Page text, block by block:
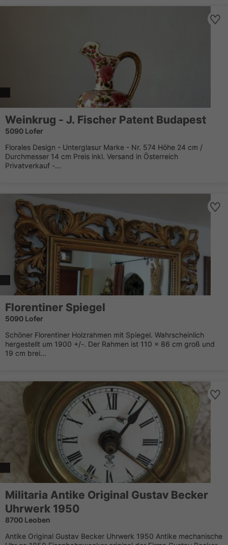
Weinkrug - J. Fischer Patent Budapest
5090 Lofer
Florales Design - Unterglasur Marke - Nr. 574 Höhe 24 cm /
Durchmesser 14 cm Preis inkl. Versand in Österreich
Privatverkauf -...
Florentiner Spiegel
5090 Lofer
Schöner Florentiner Holzrahmen mit Spiegel. Wahrscheinlich
hergestellt um 1900 +/-. Der Rahmen ist 110 x 86 cm groß und
19 cm brei...
Militaria Antike Original Gustav Becker
Uhrwerk 1950
8700 Leoben
Antike Original Gustav Becker Uhrwerk 1950 Antike mechanische